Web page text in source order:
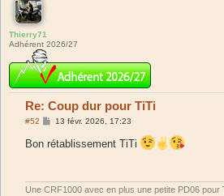
Thierry71
Adhérent 2026/27
Re: Coup dur pour TiTi
#52
M
s
s
13 févr. 2026, 17:23
Bon rétablissement TiTi
Une CRF1000 avec en plus une petite PD06 pour